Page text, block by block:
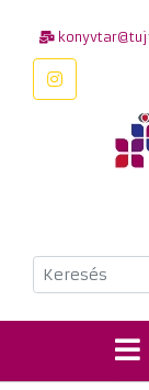
Keresés